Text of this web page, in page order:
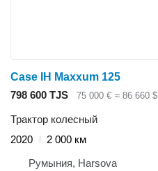
Case IH Maxxum 125
798 600 TJS
75 000 € ≈ 86 660 $
Трактор колесный
2020
2 000 км
Румыния, Harsova